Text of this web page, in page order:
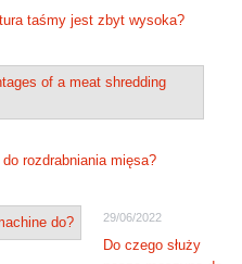
taśmy jest zbyt wysoka?
rozdrabniania mięsa?
29/06/2022
Do czego służy